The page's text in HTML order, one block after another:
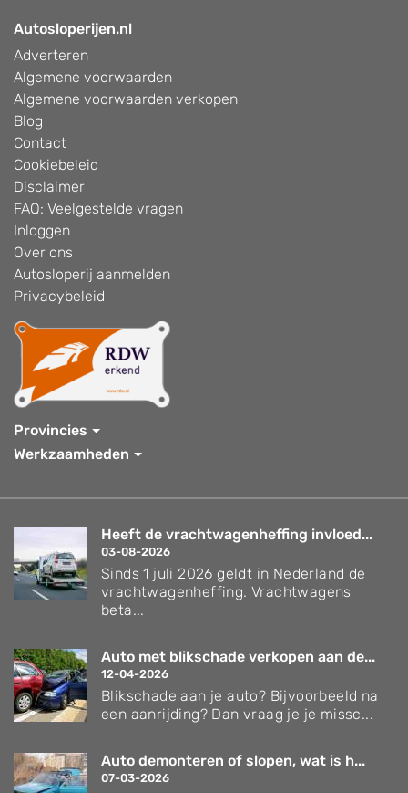
Autosloperijen.nl
Adverteren
Algemene voorwaarden
Algemene voorwaarden verkopen
Blog
Contact
Cookiebeleid
Disclaimer
FAQ: Veelgestelde vragen
Inloggen
Over ons
Autosloperij aanmelden
Privacybeleid
Provincies
Werkzaamheden
Heeft de vrachtwagenheffing invloed...
03-08-2026
Sinds 1 juli 2026 geldt in Nederland de
vrachtwagenheffing. Vrachtwagens
beta...
Auto met blikschade verkopen aan de...
12-04-2026
Blikschade aan je auto? Bijvoorbeeld na
een aanrijding? Dan vraag je je missc...
Auto demonteren of slopen, wat is h...
07-03-2026